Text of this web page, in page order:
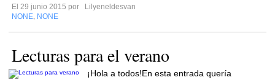
El 29 junio 2015 por
Lilyeneldesvan
NONE NONE
Lecturas para el verano
¡Hola a todos!En esta entrada quería